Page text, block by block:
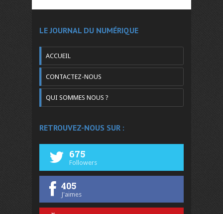
LE JOURNAL DU NUMÉRIQUE
ACCUEIL
CONTACTEZ-NOUS
QUI SOMMES NOUS ?
RETROUVEZ-NOUS SUR :
675
Followers
405
J'aimes